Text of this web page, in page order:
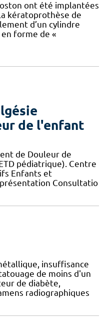
ont été implantées
kératoprothèse de
d’un cylindre
forme de «
de l'enfant
de Douleur de
pédiatrique). Centre
Enfants et
Consultatio
insuffisance
de moins d'un
de diabète,
radiographiques